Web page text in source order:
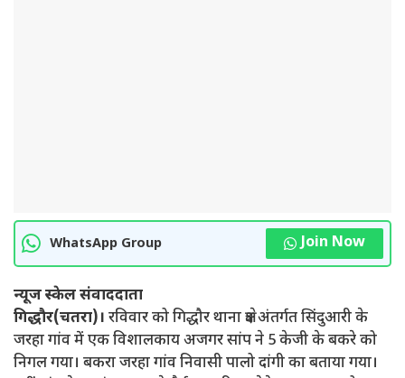
WhatsApp Group Join Now
न्यूज स्केल संवाददाता
गिद्धौर(चतरा)। रविवार को गिद्धौर थाना क्षेत्र अंतर्गत सिंदुआरी के
जरहा गांव में एक विशालकाय अजगर सांप ने 5 केजी के बकरे को
निगल गया। बकरा जरहा गांव निवासी पालो दांगी का बताया गया।